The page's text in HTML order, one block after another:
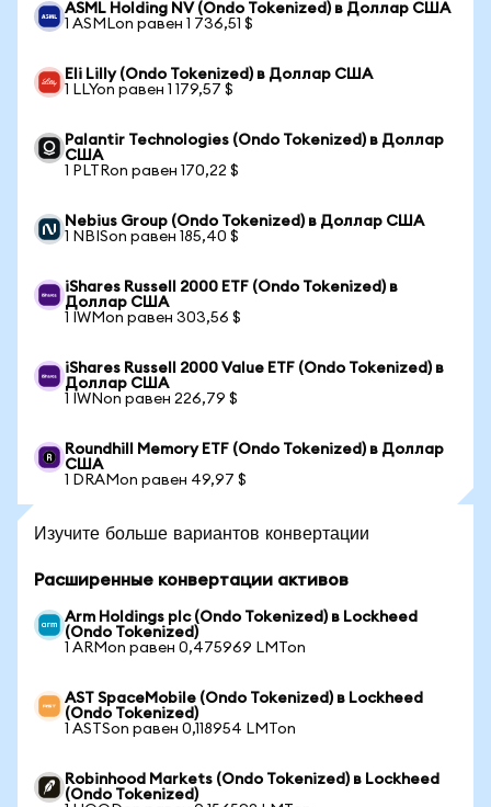
ASML Holding NV (Ondo Tokenized) в Доллар США
1 ASMLon равен 1 736,51 $
Eli Lilly (Ondo Tokenized) в Доллар США
1 LLYon равен 1 179,57 $
Palantir Technologies (Ondo Tokenized) в Доллар
США
1 PLTRon равен 170,22 $
Nebius Group (Ondo Tokenized) в Доллар США
1 NBISon равен 185,40 $
iShares Russell 2000 ETF (Ondo Tokenized) в
Доллар США
1 IWMon равен 303,56 $
iShares Russell 2000 Value ETF (Ondo Tokenized) в
Доллар США
1 IWNon равен 226,79 $
Roundhill Memory ETF (Ondo Tokenized) в Доллар
США
1 DRAMon равен 49,97 $
Изучите больше вариантов конвертации
Расширенные конвертации активов
Arm Holdings plc (Ondo Tokenized) в Lockheed
(Ondo Tokenized)
1 ARMon равен 0,475969 LMTon
AST SpaceMobile (Ondo Tokenized) в Lockheed
(Ondo Tokenized)
1 ASTSon равен 0,118954 LMTon
Robinhood Markets (Ondo Tokenized) в Lockheed
(Ondo Tokenized)